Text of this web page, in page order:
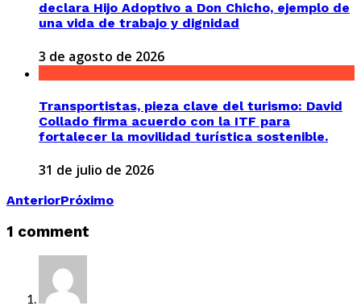
declara Hijo Adoptivo a Don Chicho, ejemplo de
una vida de trabajo y dignidad
3 de agosto de 2026
Transportistas, pieza clave del turismo: David
Collado firma acuerdo con la ITF para
fortalecer la movilidad turística sostenible.
31 de julio de 2026
AnteriorPróximo
1 comment